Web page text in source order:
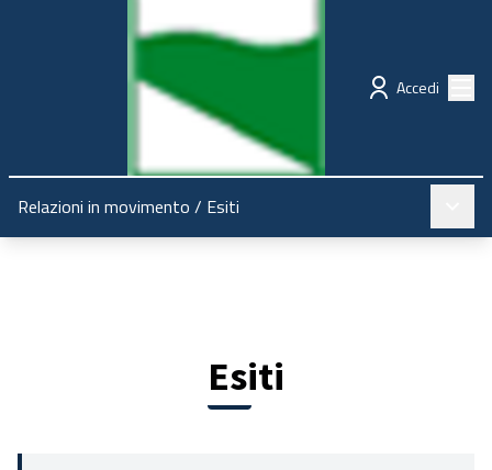
Regione Emilia-Romagna Partecipazione
Accedi
Relazioni in movimento / Esiti
Esiti